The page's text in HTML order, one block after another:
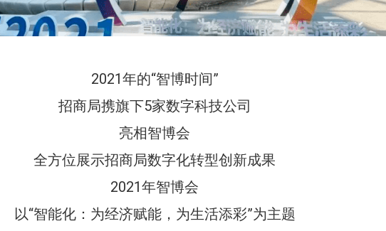
2021年的“智博时间”
招商局携旗下5家数字科技公司
亮相智博会
全方位展示招商局数字化转型创新成果
2021年智博会
以“智能化：为经济赋能，为生活添彩”为主题